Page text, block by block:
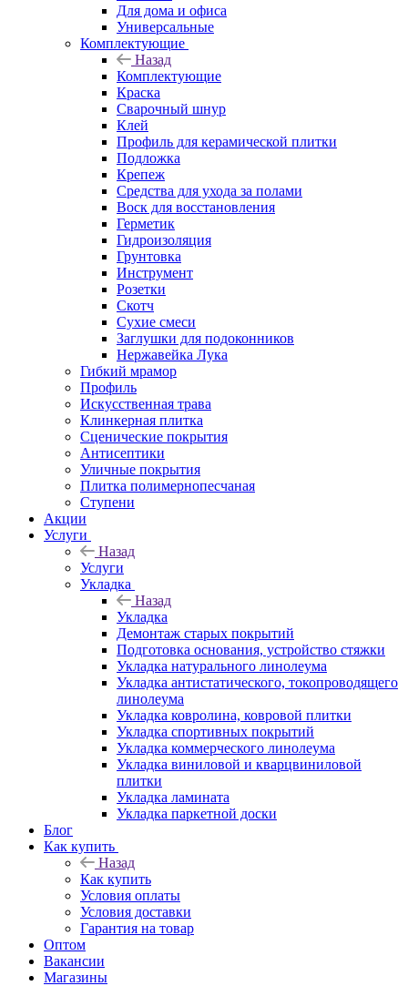
Для дома и офиса
Универсальные
Комплектующие
Назад
Комплектующие
Краска
Сварочный шнур
Клей
Профиль для керамической плитки
Подложка
Крепеж
Средства для ухода за полами
Воск для восстановления
Герметик
Гидроизоляция
Грунтовка
Инструмент
Розетки
Скотч
Сухие смеси
Заглушки для подоконников
Нержавейка Лука
Гибкий мрамор
Профиль
Искусственная трава
Клинкерная плитка
Сценические покрытия
Антисептики
Уличные покрытия
Плитка полимернопесчаная
Ступени
Акции
Услуги
Назад
Услуги
Укладка
Назад
Укладка
Демонтаж старых покрытий
Подготовка основания, устройство стяжки
Укладка натурального линолеума
Укладка антистатического, токопроводящего
линолеума
Укладка ковролина, ковровой плитки
Укладка спортивных покрытий
Укладка коммерческого линолеума
Укладка виниловой и кварцвиниловой
плитки
Укладка ламината
Укладка паркетной доски
Блог
Как купить
Назад
Как купить
Условия оплаты
Условия доставки
Гарантия на товар
Оптом
Вакансии
Магазины